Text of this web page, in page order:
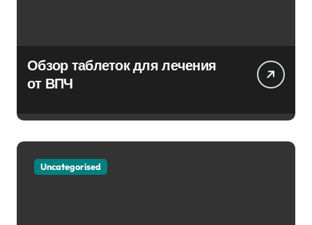
Обзор таблеток для лечения
от ВПЧ
Uncategorised